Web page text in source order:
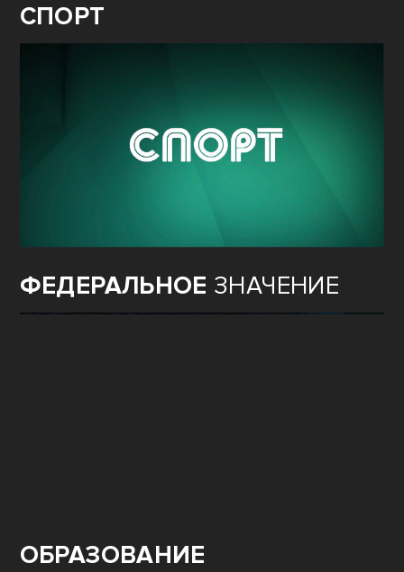
СПОРТ
ФЕДЕРАЛЬНОЕ ЗНАЧЕНИЕ
ОБРАЗОВАНИЕ